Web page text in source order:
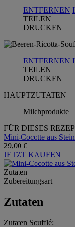
ENTFERNEN
TEILEN
DRUCKEN
ENTFERNEN
TEILEN
DRUCKEN
HAUPTZUTATEN
Milchprodukte
FÜR DIESES
Mini-Cocotte aus
29,00 €
JETZT KAUFEN
Zutaten
Zubereitungsart
Zutaten
Zutaten Soufflé: